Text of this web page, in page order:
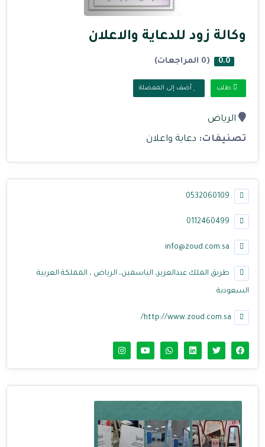
وكالة زود للدعاية والاعلان
0.0 (0 المراجعات)
طلب أضف إلى المفضلة
الرياض
تصنيفات: دعاية واعلان
info@zoud.com.sa
طريق الملك عبدالعزيز، الياسمين، الرياض ، المملكة العربية
السعودية
http://www.zoud.com.sa/